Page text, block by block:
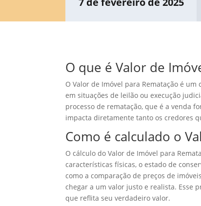
O que é Valor de
O Valor de Imóvel para Rematação é
em situações de leilão ou execução
processo de rematação, que é a venda
impacta diretamente tanto os credores
Como é calculado o
O cálculo do Valor de Imóvel para
características físicas, o estado de
como a comparação de preços de
chegar a um valor justo e realista. Esse
que reflita seu verdadeiro valor.